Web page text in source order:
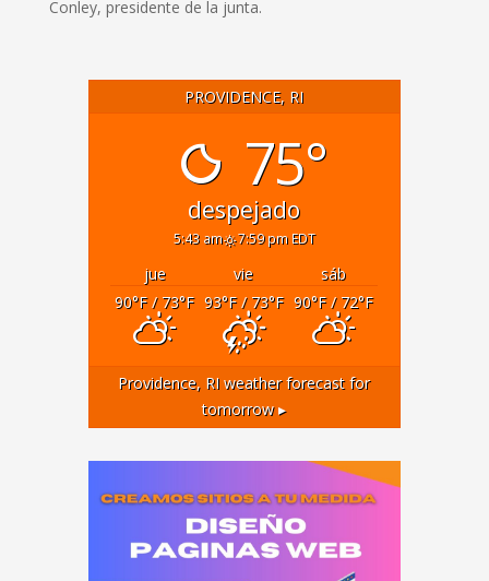
Conley, presidente de la junta.
PROVIDENCE, RI
75°
despejado
5:43 am 7:59 pm EDT
jue vie
sáb
90°F/ 73°F 93°F/ 73°F 90°F/ 72°F
Providence, RI weather forecast for
tomorrow ▸